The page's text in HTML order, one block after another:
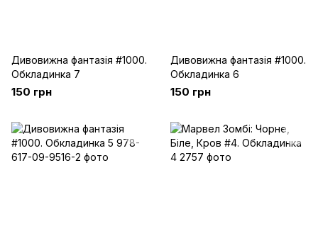
Дивовижна фантазія #1000.
Обкладинка 7
150 грн
Дивовижна фантазія #1000.
Обкладинка 6
150 грн